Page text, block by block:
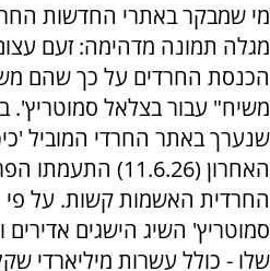
מי שמבקר באתרי החדשות
מגלה תמונה מדהימה: זעם
הכנסת החרדים על כך שהם
משיח" עבור בצלאל סמוטריץ'.
שנערך באתר החרדי המוביל
האחרון (11.6.26)
החרדית האשמות קשות. על פי
סמוטריץ' השיג הישגים אדירים
שלו - כולל עשרות מיליארדי